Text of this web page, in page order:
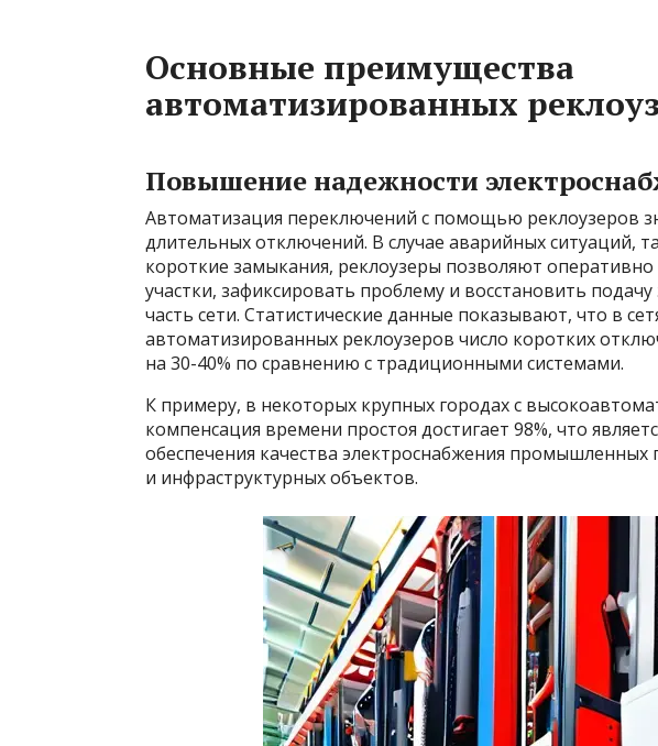
Основные преимущества
автоматизированных
Повышение надежности
Автоматизация переключений с помощью реклоузеров
длительных отключений. В случае аварийных ситуаций,
короткие замыкания, реклоузеры позволяют
участки, зафиксировать проблему и восстановить
часть сети. Статистические данные показывают, что в
автоматизированных реклоузеров число коротких
на 30-40% по сравнению с традиционными системами.
К примеру, в некоторых крупных городах с
компенсация времени простоя достигает 98%, что
обеспечения качества электроснабжения
и инфраструктурных объектов.